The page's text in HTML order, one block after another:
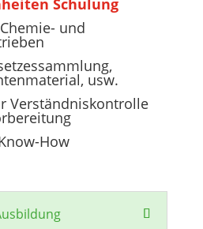
Schulung
und
usw.
Verständniskontrolle
How